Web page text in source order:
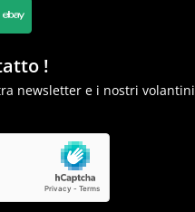
EBAY
!
newsletter e i nostri volantini